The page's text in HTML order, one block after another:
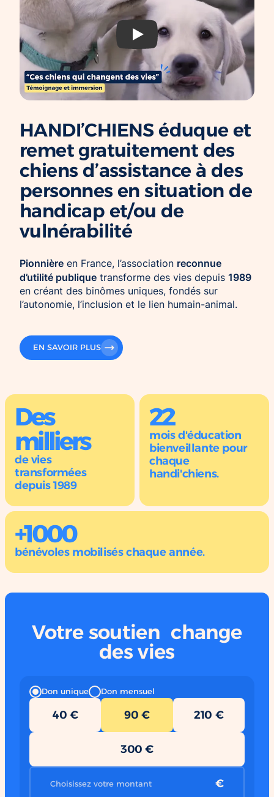
Chien d’assistance pour personne
épileptique
CHIENS À MISSION COLLECTIVE
Chien d’assistance d’accompagnement
social
Chien d’assistance à la réussite scolaire
Je deviens mécène ou partenaire
Ils nous soutiennent
Je m’engage / j’engage mes collaborateurs
Je lance une collecte
J’engage mes clients
a11y.youtube.playWithTitle
HANDI’CHIENS éduque et
remet gratuitement des
chiens d’assistance à des
personnes en situation de
handicap et/ou de
vulnérabilité
Pionnière en France, l’association reconnue
d’utilité publique transforme des vies depuis 1989
en créant des binômes uniques, fondés sur
l’autonomie, l’inclusion et le lien humain-animal.
EN SAVOIR PLUS
Des
milliers
de vies
transformées
depuis 1989
22
mois d'éducation
bienveillante pour
chaque
handi'chiens.
+1000
bénévoles mobilisés chaque année.
Votre soutien change
des vies
Don unique Don mensuel
40 € 90 € 210 €
300 €
€